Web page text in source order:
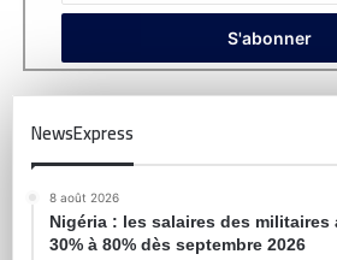
NewsExpress
8 août 2026
Nigéria : les salaires des militaires
30% à 80% dès septembre 2026